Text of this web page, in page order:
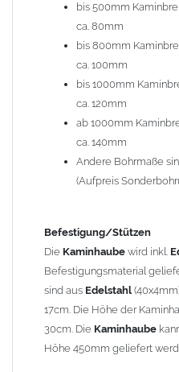
Es stehen insgesamt 20
Auswahlfeldangeben.
Standardhauben siehe
(unser Topseller)
Laube, 13 Schwalbe, 14
17 Dach, 18 Plafond 2, 19
Typ 07 (Welle hoch) und
Aufpreis von 20% (bitte
Shop möglich).
Die Typen 02 (Bogen),
1,5mm hergestellt (Preis
1,5mm Standardpreis)
allgemeine Informationen:
Ab einer Kaminlänge
Kaminstützengeliefert.
Bei der Kombination mit
bis 500mm
ca. 80mm
bis 800mm
ca. 100mm
bis 1000mm
ca. 120mm
ab 1000mm
ca. 140mm
Andere Bohrmaße
(Aufpreis
Befestigung/Stützen
Die Kaminhaube wird inkl.
Befestigungsmaterial
sind aus Edelstahl
17cm. Die Höhe der
30cm. Die Kaminhaube
Höhe 450mm geliefert